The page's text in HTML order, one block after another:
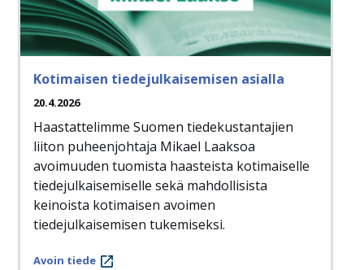
Kotimaisen tiedejulkaisemisen asialla
20.4.2026
Haastattelimme Suomen tiedekustantajien
liiton puheenjohtaja Mikael Laaksoa
avoimuuden tuomista haasteista kotimaiselle
tiedejulkaisemiselle sekä mahdollisista
keinoista kotimaisen avoimen
tiedejulkaisemisen tukemiseksi.
Avoin tiede